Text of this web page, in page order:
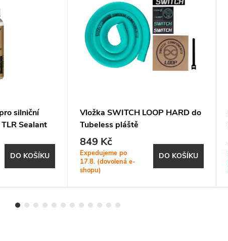
silniční
Sealant
DO KOŠÍKU
Vložka SWITCH LOOP HARD do
Tubeless pláště
849 Kč
Expedujeme po
17.8. (dovolená e-
shopu)
DO KOŠÍKU